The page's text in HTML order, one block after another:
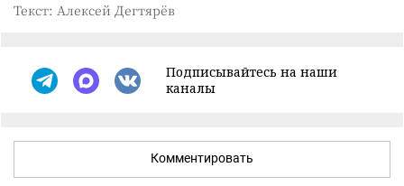
Текст: Алексей Дегтярёв
Подписывайтесь на наши
каналы
Комментировать